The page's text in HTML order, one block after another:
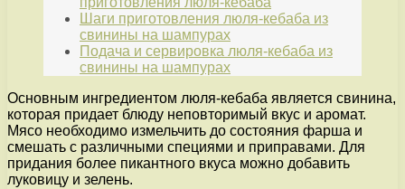
Шаги приготовления люля-кебаба из
свинины на шампурах
Подача и сервировка люля-кебаба из
свинины на шампурах
Основным ингредиентом люля-кебаба является свинина,
которая придает блюду неповторимый вкус и аромат.
Мясо необходимо измельчить до состояния фарша и
смешать с различными специями и приправами. Для
придания более пикантного вкуса можно добавить
луковицу и зелень.